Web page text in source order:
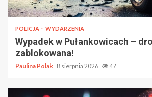
POLICJA WYDARZENIA
Wypadek w Pułankowicach –
zablokowana!
Paulina Polak 8 sierpnia 2026 47